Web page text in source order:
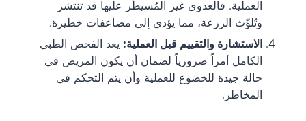
العملية. فالعدوى غير المُسيطَر عليها قد تنتشر
وتُلوِّث الزرعة، مما يؤدي إلى مضاعفات خطيرة.
الاستشارة والتقييم قبل العملية: يعد الفحص الطبي
الكامل أمراً ضرورياً لضمان أن يكون المريض في
حالة جيدة للخضوع للعملية وأن يتم التحكم في
المخاطر.